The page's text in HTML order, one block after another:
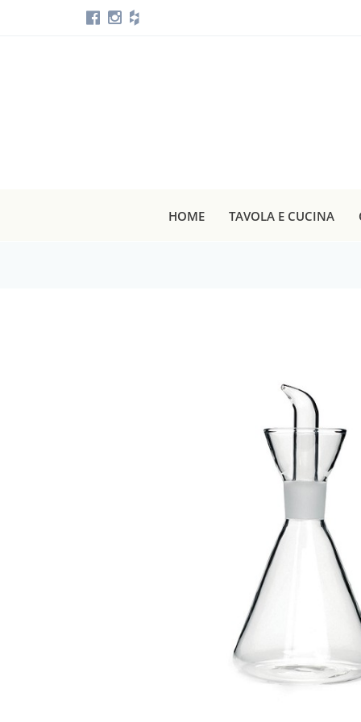
HOME TAVOLA E CUCINA